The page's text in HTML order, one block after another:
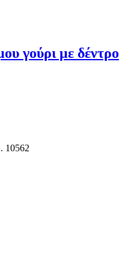
γούρι με δέντρο
10562